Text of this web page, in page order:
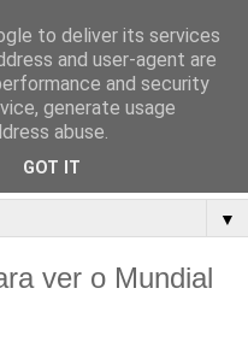
▼
ver o Mundial
to deliver its services
and user-agent are
and security
generate usage
abuse.
GOT IT